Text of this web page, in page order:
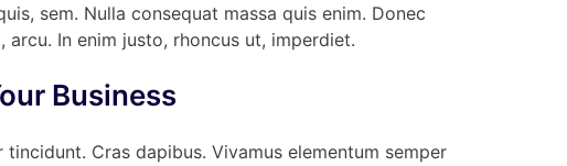
sem. Nulla consequat massa quis enim. Donec
In enim justo, rhoncus ut, imperdiet.
Business
Cras dapibus. Vivamus elementum semper